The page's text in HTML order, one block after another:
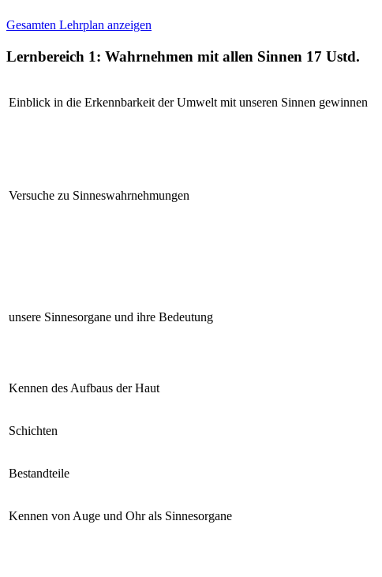
Gesamten Lehrplan anzeigen
Lernbereich 1: Wahrnehmen mit allen Sinnen 17 Ustd.
Einblick in die Erkennbarkeit der Umwelt mit unseren Sinnen gewinnen
Versuche zu Sinneswahrnehmungen
unsere Sinnesorgane und ihre Bedeutung
Kennen des Aufbaus der Haut
Schichten
Bestandteile
Kennen von Auge und Ohr als Sinnesorgane